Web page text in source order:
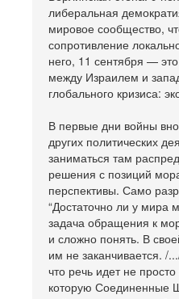
либеральная
мировое сообщество,
сопротивление
него, 11 сентября —
между Израилем и
глобального кризиса:
В первые дни войны
других политических
заниматься там
решения с позиций
перспективы. Само
“Достаточно ли у
задача обращения к
и сложно понять. В
им не заканчивается.
что речь идет не
которую Соединенные